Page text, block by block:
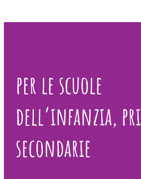
per le scuole
dell’infanzia,
secondarie